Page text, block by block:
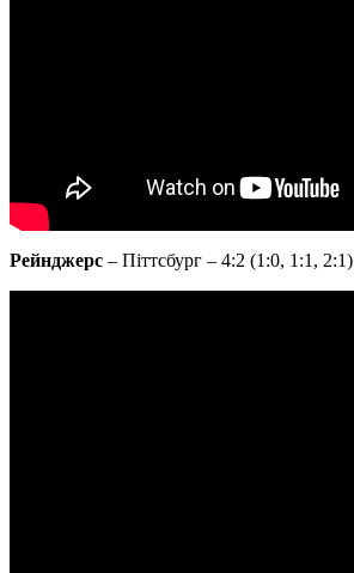
Рейнджерс – Піттсбург – 4:2 (1:0, 1:1, 2:1)